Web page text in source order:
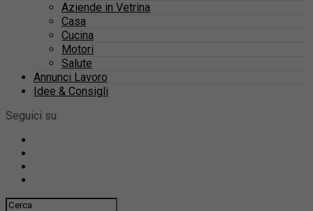
Aziende in Vetrina
Casa
Cucina
Motori
Salute
Annunci Lavoro
Idee & Consigli
Seguici su